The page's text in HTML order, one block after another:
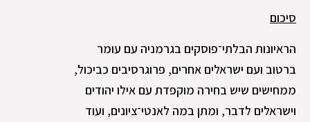
סיכום
הראיונות הבלתי־פוסקים בגרמניה עם עומר
ברטוב ועם ישראלים אחרים, פרוגרסיבים כביכול,
ממחישים שיש בחירה מוקפדת עם אילו יהודים
וישראלים לדבר, ומתן במה לאנטי־ציונים, ועוד